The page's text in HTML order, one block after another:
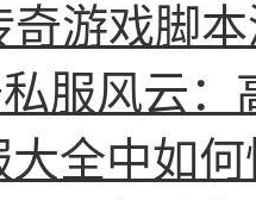
奇游戏脚
服风云
全中如